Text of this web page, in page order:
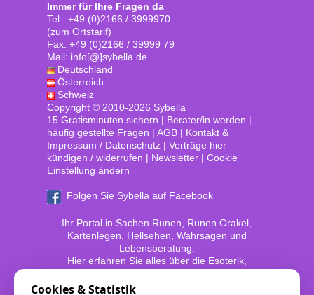
Immer für Ihre Fragen da
Tel.: +49 (0)2166 / 3999970
(zum Ortstarif)
Fax: +49 (0)2166 / 39999 79
Mail: info[@]sybella.de
Deutschland
Österreich
Schweiz
Copyright © 2010-2026 Sybella
15 Gratisminuten sichern | Berater/in werden |
häufig gestellte Fragen |AGB | Kontakt &
Impressum / Datenschutz |Verträge hier
kündigen / widerrufen | Newsletter |Cookie
Einstellung ändern
Folgen Sie Sybella auf Facebook
Ihr Portal in Sachen Runen, Runen Orakel,
Kartenlegen, Hellsehen, Wahrsagen und
Lebensberatung.
Hier erfahren Sie alles über die Esoterik,
Spiritualität und das Außersinnliche.
Cookies & Statistik